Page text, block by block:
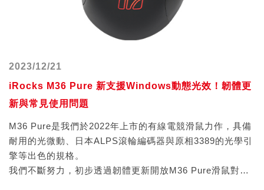
2023/12/21
iRocks M36 Pure 新支援Windows動態光效！韌體更
新與常見使用問題
M36 Pure是我們於2022年上市的有線電競滑鼠力作，具備
耐用的光微動、日本ALPS滾輪編碼器與原相3389的光學引
擎等出色的規格。
我們不斷努力，初步透過韌體更新開放M36 Pure滑鼠對